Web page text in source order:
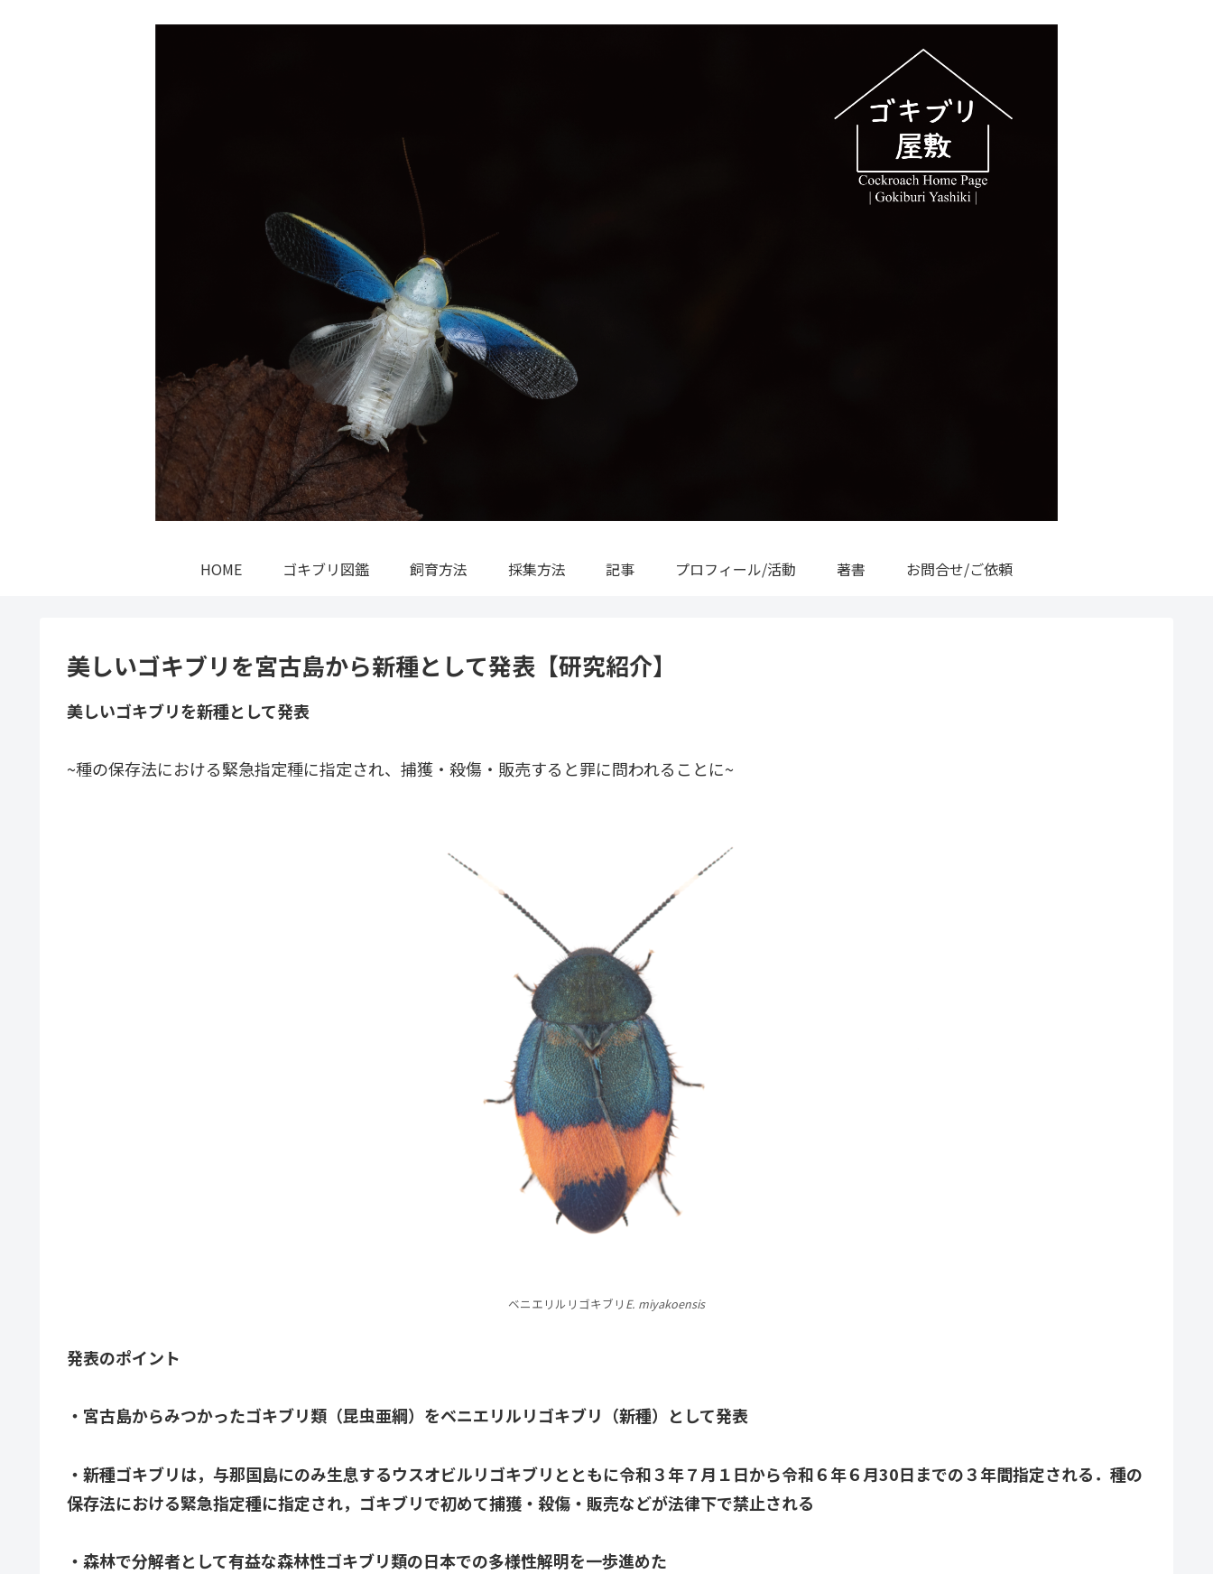
HOME ゴキブリ図鑑 飼育方法 採集方法 記事 プロフィール/活動 著書 お問合せ/ご依頼
美しいゴキブリを宮古島から新種として発表【研究紹介】
美しいゴキブリを新種として発表
~種の保存法における緊急指定種に指定され、捕獲・殺傷・販売すると罪に問われることに~
ベニエリルリゴキブリ E. miyakoensis
発表のポイント
・宮古島からみつかったゴキブリ類（昆虫亜綱）をベニエリルリゴキブリ（新種）として発表
・新種ゴキブリは，与那国島にのみ生息するウスオビルリゴキブリとともに令和３年７月１日から令和６年６月30日までの３年間指定される．種の
保存法における緊急指定種に指定され，ゴキブリで初めて捕獲・殺傷・販売などが法律下で禁止される
・森林で分解者として有益な森林性ゴキブリ類の日本での多様性解明を一歩進めた